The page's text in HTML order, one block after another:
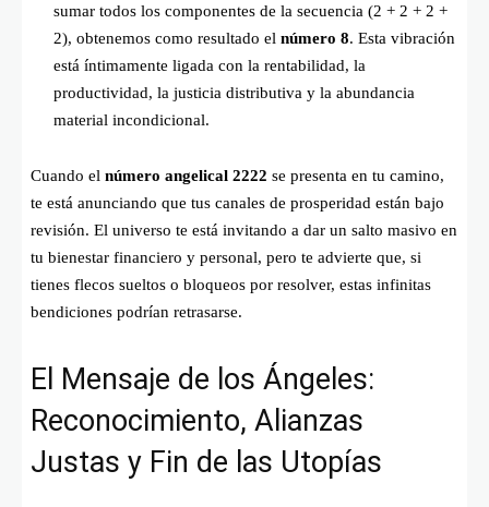
sumar todos los componentes de la secuencia (2 + 2 + 2 +
2), obtenemos como resultado el número 8. Esta vibración
está íntimamente ligada con la rentabilidad, la
productividad, la justicia distributiva y la abundancia
material incondicional.
Cuando el número angelical 2222 se presenta en tu camino,
te está anunciando que tus canales de prosperidad están bajo
revisión. El universo te está invitando a dar un salto masivo en
tu bienestar financiero y personal, pero te advierte que, si
tienes flecos sueltos o bloqueos por resolver, estas infinitas
bendiciones podrían retrasarse.
El Mensaje de los Ángeles:
Reconocimiento, Alianzas
Justas y Fin de las Utopías